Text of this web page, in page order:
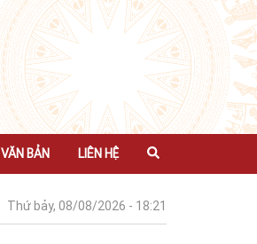
VĂN BẢN LIÊN HỆ
Thứ bảy, 08/08/2026 - 18:21